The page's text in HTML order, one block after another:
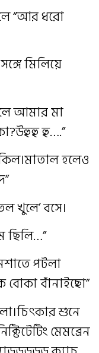
“আর ধরো
মিলিয়ে
আমার মা
হু….”
হলেও
খুলে’ বসে।
ছিলি…”
পটলা
বোকা বাঁনাইছো”
শুনে
মেমব্রেন